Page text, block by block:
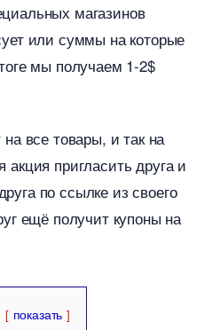
магазино
или суммы на которые
мы получаем 1-2$
все товары, и так на
акция пригласить друга и
по ссылке из своего
ещё получит купоны на
показать